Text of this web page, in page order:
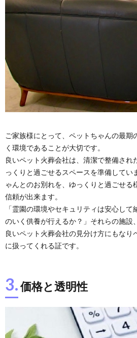
ご家族様にとって、ペットちゃんの最期
く環境であることが大切です。
良いペット火葬会社は、清潔で整備され
っくりと過ごせるスペースを準備してい
ゃんとのお別れを、ゆっくりと過ごせる
信頼が出来ます。
「霊園の環境やセキュリティは安心し
のいく供養が行えるか？」それらの施設
良いペット火葬会社の見分け方にもなり
に扱ってくれる証です。
3.価格と透明性